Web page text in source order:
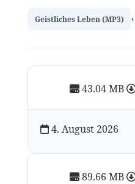
Geistliches Leben (MP3) ,
43.04 MB
4. August 2026
89.66 MB